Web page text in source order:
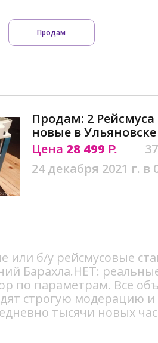
Продам
Продам: 2
новые в Ульяновске
Цена 28 499 Р.
24 декабря 2021 г. в
или б/у рейсмусовые
Барахла.НЕТ:
по параметрам. Все
строгую модерацию
тысячи новых